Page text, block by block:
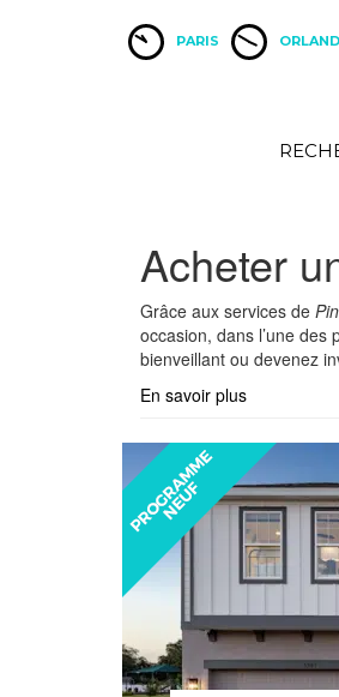
PARIS
Acheter
Grâce aux services de
occasion, dans l’une
bienveillant ou devenez
En savoir plus